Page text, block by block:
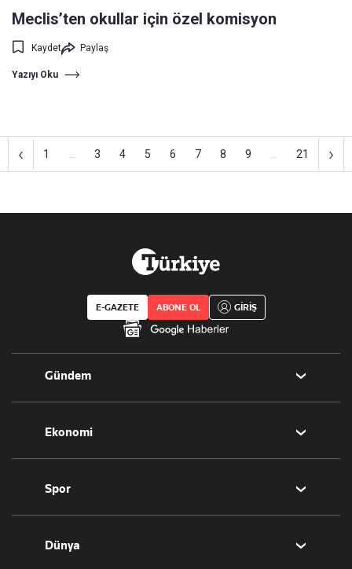
Meclis’ten okullar için özel komisyon
Kaydet Paylaş
Yazıyı Oku
‹ 1 3 4 5 6 7 8 9 21 ›
E-GAZETE ABONE OL GİRİŞ
Gündem
Politika
Eğitim
Ekonomi
Borsa
Altın
Döviz
Hisse Senedi
Spor
Futbol
Puan Durumu
Dünya